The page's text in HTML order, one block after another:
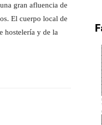
gran afluencia de
El cuerpo local de
hostelería y de la